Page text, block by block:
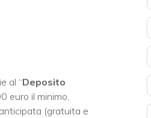
al “Deposito
euro il minimo,
(gratuita e